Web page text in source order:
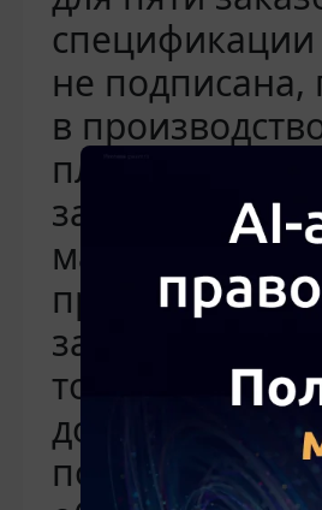
не подписана,
в
планирует
закупаться
материалы
предмете
заказы. В
товара,
договором
поставки)